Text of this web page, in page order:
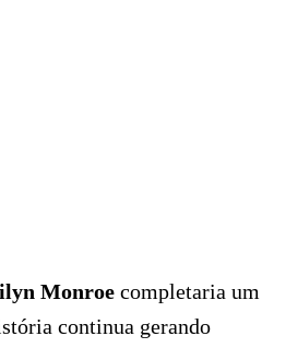
Monroe completaria um
continua gerando